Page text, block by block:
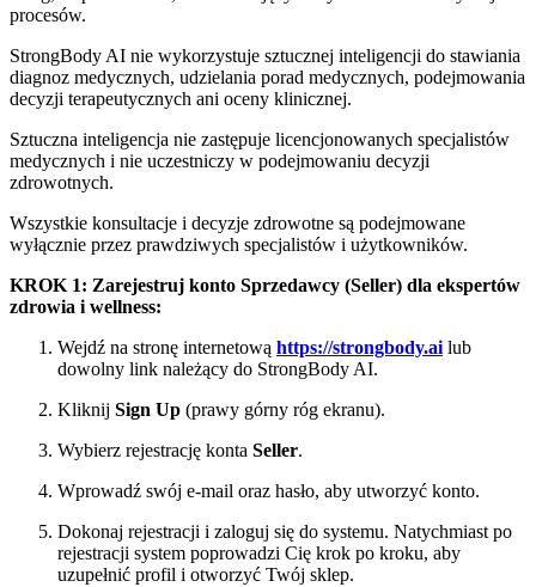
procesów.
StrongBody AI nie wykorzystuje sztucznej inteligencji do stawiania
diagnoz medycznych, udzielania porad medycznych, podejmowania
decyzji terapeutycznych ani oceny klinicznej.
Sztuczna inteligencja nie zastępuje licencjonowanych specjalistów
medycznych i nie uczestniczy w podejmowaniu decyzji
zdrowotnych.
Wszystkie konsultacje i decyzje zdrowotne są podejmowane
wyłącznie przez prawdziwych specjalistów i użytkowników.
KROK 1: Zarejestruj konto Sprzedawcy (Seller) dla ekspertów
zdrowia i wellness:
Wejdź na stronę internetową https://strongbody.ai lub
dowolny link należący do StrongBody AI.
Kliknij Sign Up (prawy górny róg ekranu).
Wybierz rejestrację konta Seller.
Wprowadź swój e-mail oraz hasło, aby utworzyć konto.
Dokonaj rejestracji i zaloguj się do systemu. Natychmiast po
rejestracji system poprowadzi Cię krok po kroku, aby
uzupełnić profil i otworzyć Twój sklep.